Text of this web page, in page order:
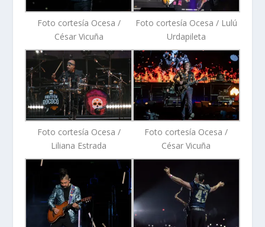
Foto cortesía Ocesa /
César Vicuña
Foto cortesía Ocesa / Lulú
Urdapileta
Foto cortesía Ocesa /
Liliana Estrada
Foto cortesía Ocesa /
César Vicuña